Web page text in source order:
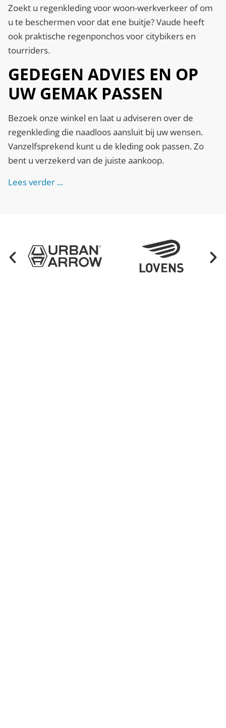
Zoekt u regenkleding voor woon-werkverkeer of om
u te beschermen voor dat ene buitje? Vaude heeft
ook praktische regenponchos voor citybikers en
tourriders.
GEDEGEN ADVIES EN OP
UW GEMAK PASSEN
Bezoek onze winkel en laat u adviseren over de
regenkleding die naadloos aansluit bij uw wensen.
Vanzelfsprekend kunt u de kleding ook passen. Zo
bent u verzekerd van de juiste aankoop.
Lees verder ...